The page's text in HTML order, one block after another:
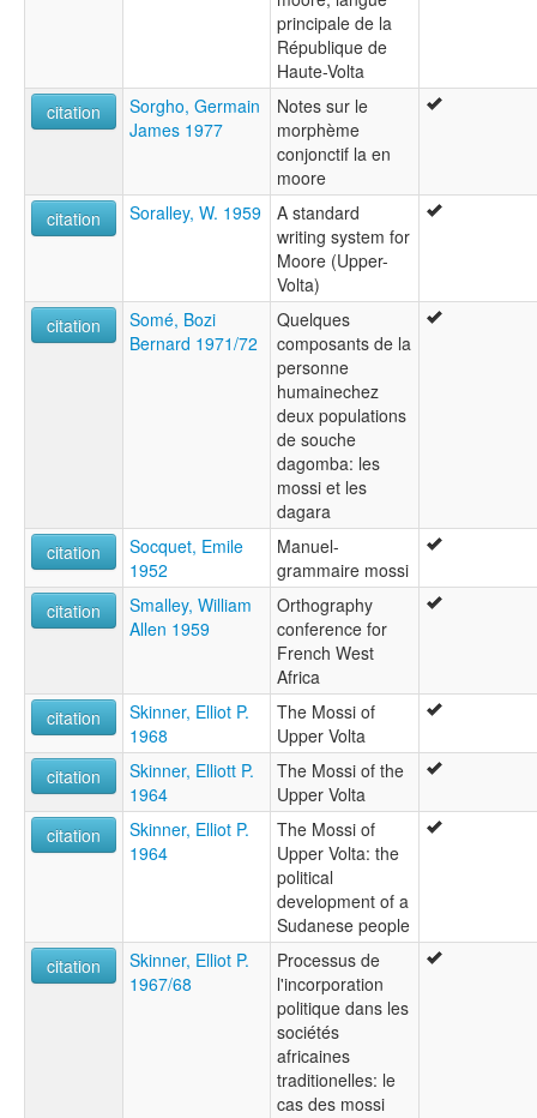
principale de la
République de
Haute-Volta
citation
Sorgho, Germain
James 1977
Notes sur le
morphème
conjonctif la en
moore
citation
Soralley, W. 1959
A standard
writing system for
Moore (Upper-
Volta)
citation
Somé, Bozi
Bernard 1971/72
Quelques
composants de la
personne
humainechez
deux populations
de souche
dagomba: les
mossi et les
dagara
citation
Socquet, Emile
1952
Manuel-
grammaire mossi
citation
Smalley, William
Allen 1959
Orthography
conference for
French West
Africa
citation
Skinner, Elliot P.
1968
The Mossi of
Upper Volta
citation
Skinner, Elliott P.
1964
The Mossi of the
Upper Volta
citation
Skinner, Elliot P.
1964
The Mossi of
Upper Volta: the
political
development of a
Sudanese people
citation
Skinner, Elliot P.
1967/68
Processus de
l'incorporation
politique dans les
sociétés
africaines
traditionelles: le
cas des mossi